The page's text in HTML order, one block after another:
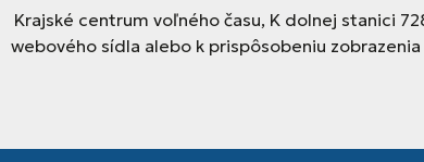
Krajské centrum voľného času, K dolnej stanici
webového sídla alebo k prispôsobeniu